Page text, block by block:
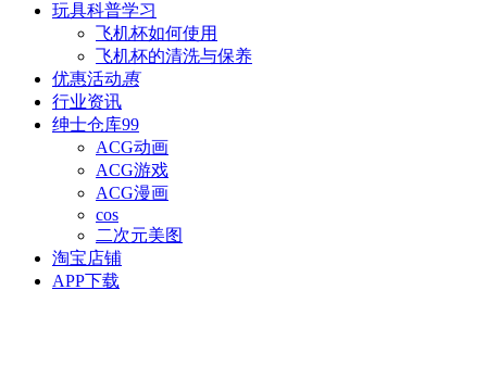
玩具科普学习
飞机杯如何使用
飞机杯的清洗与保养
优惠活动惠
行业资讯
绅士仓库99
ACG动画
ACG游戏
ACG漫画
cos
二次元美图
淘宝店铺
APP下载